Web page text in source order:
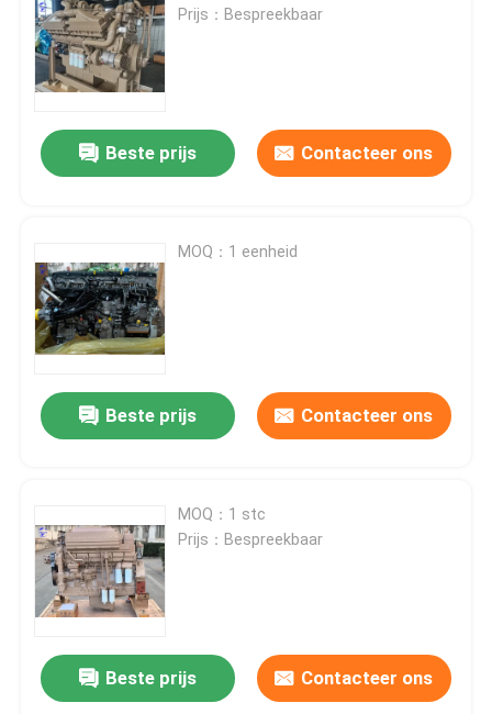
Prijs：Bespreekbaar
Beste prijs Contacteer ons
MOQ：1 eenheid
Beste prijs Contacteer ons
MOQ：1 stc
Prijs：Bespreekbaar
Beste prijs Contacteer ons